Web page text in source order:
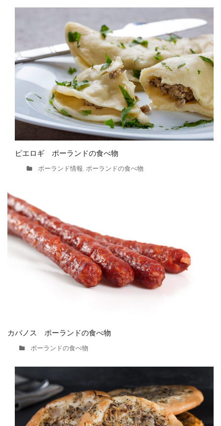
ピエロギ ポーランドの食べ物
ポーランド情報, ポーランドの食べ物
カバノス ポーランドの食べ物
ポーランドの食べ物